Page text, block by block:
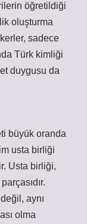
öğretildiği
oluşturma
sadece
Türk kimliği
duygusu da
büyük oranda
usta birliği
Usta birliği,
aynı
olma